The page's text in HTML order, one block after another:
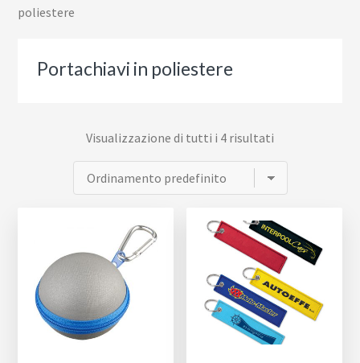
poliestere
Portachiavi in poliestere
Visualizzazione di tutti i 4 risultati